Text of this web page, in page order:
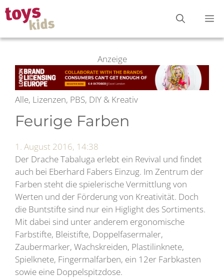
Zum
Inhalt
springen
Anzeige
Alle, Lizenzen, PBS, DIY & Kreativ
Feurige Farben
1. August 2016, 14:38
Der Drache Tabaluga erlebt ein Revival und findet
auch bei Eberhard Fabers Einzug. Im Zentrum der
Farben steht die spielerische Vermittlung von
Werten und der Förderung von Kreativität. Doch
die Buntstifte sind nur ein Higlight des Sortiments.
Mit dabei sind unter anderem ergonomische
Farbstifte, Bleistifte, Doppelfasermaler,
Zaubermarker, Wachskreiden, Plastilinknete,
Spielknete, Fingermalfarben, ein 12er Farbkasten
sowie eine Doppelspitzdose.